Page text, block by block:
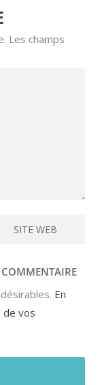
Les champs
En
de vos